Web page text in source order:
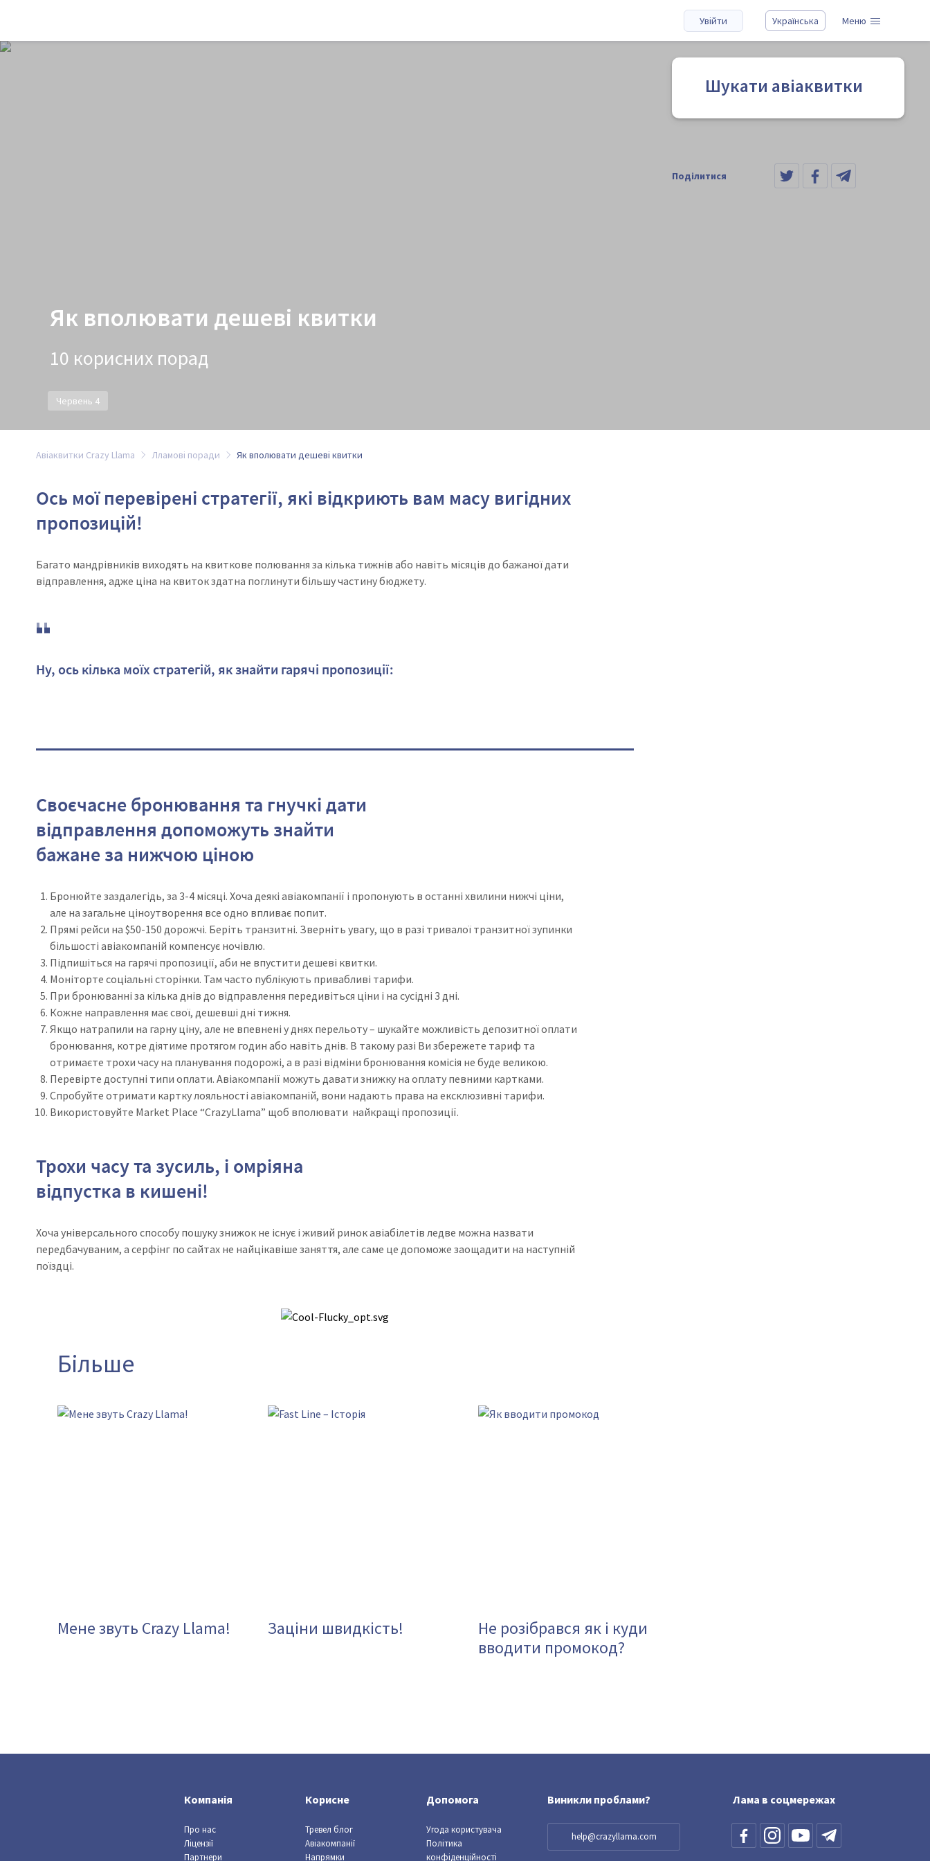
Увійти Українська Меню
Як вполювати дешеві квитки
10 корисних порад
Червень 4
Шукати авіаквитки
Поділитися
Авіаквитки Crazy Llama Лламові поради Як вполювати дешеві квитки
Ось мої перевірені стратегії, які відкриють вам масу вигідних
пропозицій!
Багато мандрівників виходять на квиткове полювання за кілька тижнів або навіть місяців до бажаної дати
відправлення, адже ціна на квиток здатна поглинути більшу частину бюджету.
Ну, ось кілька моїх стратегій, як знайти гарячі пропозиції:
Своєчасне бронювання та гнучкі дати
відправлення допоможуть знайти
бажане за нижчою ціною
Бронюйте заздалегідь, за 3-4 місяці. Хоча деякі авіакомпанії і пропонують в останні хвилини нижчі ціни,
але на загальне ціноутворення все одно впливає попит.
Прямі рейси на $50-150 дорожчі. Беріть транзитні. Зверніть увагу, що в разі тривалої транзитної зупинки
більшості авіакомпаній компенсує ночівлю.
Підпишіться на гарячі пропозиції, аби не впустити дешеві квитки.
Моніторте соціальні сторінки. Там часто публікують привабливі тарифи.
При бронюванні за кілька днів до відправлення передивіться ціни і на сусідні 3 дні.
Кожне направлення має свої, дешевші дні тижня.
Якщо натрапили на гарну ціну, але не впевнені у днях перельоту – шукайте можливість депозитної оплати
бронювання, котре діятиме протягом годин або навіть днів. В такому разі Ви збережете тариф та
отримаєте трохи часу на планування подорожі, а в разі відміни бронювання комісія не буде великою.
Перевірте доступні типи оплати. Авіакомпанії можуть давати знижку на оплату певними картками.
Спробуйте отримати картку лояльності авіакомпаній, вони надають права на ексклюзивні тарифи.
Використовуйте Market Place “CrazyLlama” щоб вполювати найкращі пропозиції.
Трохи часу та зусиль, і омріяна
відпустка в кишені!
Хоча універсального способу пошуку знижок не існує і живий ринок авіабілетів ледве можна назвати
передбачуваним, а серфінг по сайтах не найцікавіше заняття, але саме це допоможе заощадити на наступній
поїздці.
Більше
Мене звуть Crazy Llama! Заціни швидкість!
Не розібрався як і куди
вводити промокод?
Компанія
Про нас
Ліцензії
Партнери
Корисне
Тревел блог
Авіакомпанії
Напрямки
Допомога
Угода користувача
Політика
конфіденційності
Виникли проблами?
help@crazyllama.com
Лама в соцмережах